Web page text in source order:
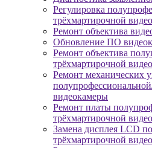
Регулировка
трёхмартирочной
Ремонт объектива
Обновление ПО
Ремонт объектива
трёхмартирочной
Ремонт механических
видеокамеры
Ремонт платы
трёхмартирочной
Замена дисплея LCD
трёхмартирочной